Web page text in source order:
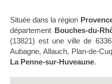
Située dans la région
département Bouches-du-
(13821) est une ville de
Aubagne, Allauch, Plan-de-
La Penne-sur-Huveaune.